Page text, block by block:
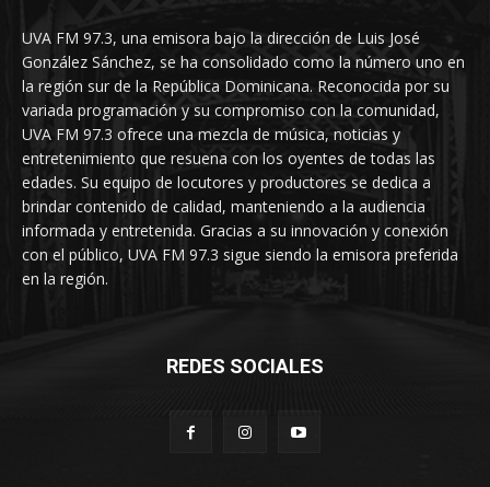
UVA FM 97.3, una emisora bajo la dirección de Luis José
González Sánchez, se ha consolidado como la número uno en
la región sur de la República Dominicana. Reconocida por su
variada programación y su compromiso con la comunidad,
UVA FM 97.3 ofrece una mezcla de música, noticias y
entretenimiento que resuena con los oyentes de todas las
edades. Su equipo de locutores y productores se dedica a
brindar contenido de calidad, manteniendo a la audiencia
informada y entretenida. Gracias a su innovación y conexión
con el público, UVA FM 97.3 sigue siendo la emisora preferida
en la región.
REDES SOCIALES